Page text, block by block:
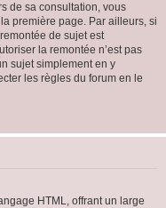
de sa consultation, vous
première page. Par ailleurs, si
de sujet est
la remontée n’est pas
sujet simplement en y
les règles du forum en le
HTML, offrant un large